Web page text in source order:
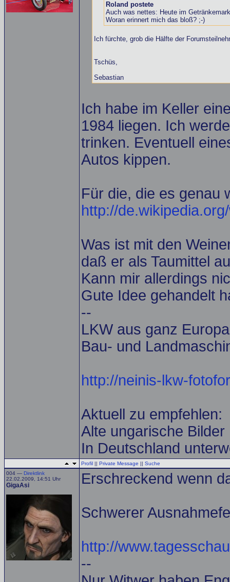
Roland postete
Auch was nettes: Heute im
Woran erinnert mich das bloß? ;-)
Ich fürchte, grob die Hälfte der
Tschüs,
Sebastian
Ich habe im Keller
1984 liegen. Ich
trinken. Eventuell
Autos kippen.
Für die, die es genau
http://
Was ist mit den
daß er als Taumittel
Kann mir allerdings
Gute Idee gehandelt
--
LKW aus ganz
Bau- und
http://neinis-lkw-
Aktuell zu empfehlen:
Alte ungarische Bilder
In Deutschland
Profil || Private Message || Suche
004 — Direktlink
22.02.2009, 14:51 Uhr
GigaAsi Erschreckend wenn
Schwerer
http://
--